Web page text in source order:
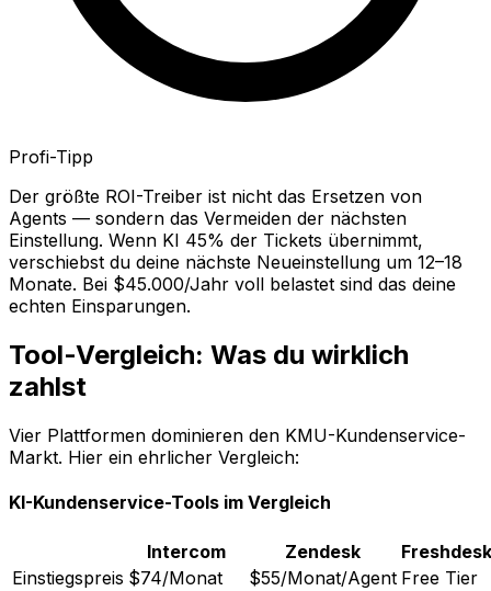
Profi-Tipp
Der größte ROI-Treiber ist nicht das Ersetzen von
Agents — sondern das Vermeiden der nächsten
Einstellung. Wenn KI 45% der Tickets übernimmt,
verschiebst du deine nächste Neueinstellung um 12–18
Monate. Bei $45.000/Jahr voll belastet sind das deine
echten Einsparungen.
Tool-Vergleich: Was du wirklich
zahlst
Vier Plattformen dominieren den KMU-Kundenservice-
Markt. Hier ein ehrlicher Vergleich:
KI-Kundenservice-Tools im Vergleich
Intercom Zendesk
Freshdesk
Einstiegspreis $74/Monat $55/Monat/Agent Free Tier